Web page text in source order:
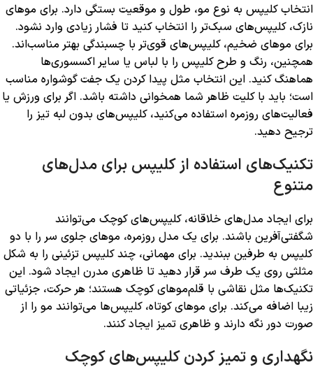
انتخاب کلیپس به نوع مو، طول و موقعیت بستگی دارد. برای موهای
نازک، کلیپس‌های سبک‌تر را انتخاب کنید تا فشار زیادی وارد نشود.
برای موهای ضخیم، کلیپس‌های قوی‌تر با چسبندگی بهتر مناسب‌اند.
همچنین، رنگ و طرح کلیپس را با لباس یا سایر اکسسوری‌ها
هماهنگ کنید. این انتخاب مثل پیدا کردن یک جفت گوشواره مناسب
است؛ باید با کلیت ظاهر شما همخوانی داشته باشد. اگر برای ورزش یا
فعالیت‌های روزمره استفاده می‌کنید، کلیپس‌های بدون لبه تیز را
ترجیح دهید.
تکنیک‌های استفاده از کلیپس برای مدل‌های
متنوع
برای ایجاد مدل‌های خلاقانه، کلیپس‌های کوچک می‌توانند
شگفتی‌آفرین باشند. برای یک مدل روزمره، موهای جلوی سر را با دو
کلیپس به طرفین ببندید. برای مهمانی، چند کلیپس تزئینی را به شکل
مثلثی روی یک طرف سر قرار دهید تا ظاهری مدرن ایجاد شود. این
تکنیک‌ها مثل نقاشی با قلم‌موهای کوچک هستند؛ هر حرکت، جزئیاتی
زیبا اضافه می‌کند. برای موهای کوتاه، کلیپس‌ها می‌توانند مو را از
صورت دور نگه دارند و ظاهری تمیز ایجاد کنند.
نگهداری و تمیز کردن کلیپس‌های کوچک